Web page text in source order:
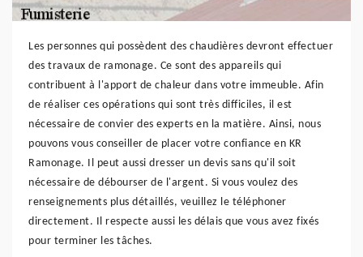
Les personnes qui possèdent des chaudières devront effectuer
des travaux de ramonage. Ce sont des appareils qui
contribuent à l'apport de chaleur dans votre immeuble. Afin
de réaliser ces opérations qui sont très difficiles, il est
nécessaire de convier des experts en la matière. Ainsi, nous
pouvons vous conseiller de placer votre confiance en KR
Ramonage. Il peut aussi dresser un devis sans qu'il soit
nécessaire de débourser de l'argent. Si vous voulez des
renseignements plus détaillés, veuillez le téléphoner
directement. Il respecte aussi les délais que vous avez fixés
pour terminer les tâches.